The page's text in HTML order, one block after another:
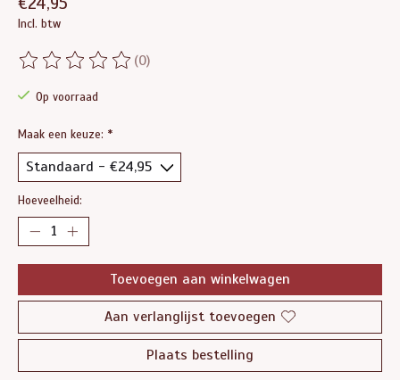
Incl. btw
De beoordeling van dit product is
(0)
Op voorraad
Maak een keuze: *
Hoeveelheid:
Toevoegen aan winkelwagen
Aan verlanglijst toevoegen
Plaats bestelling